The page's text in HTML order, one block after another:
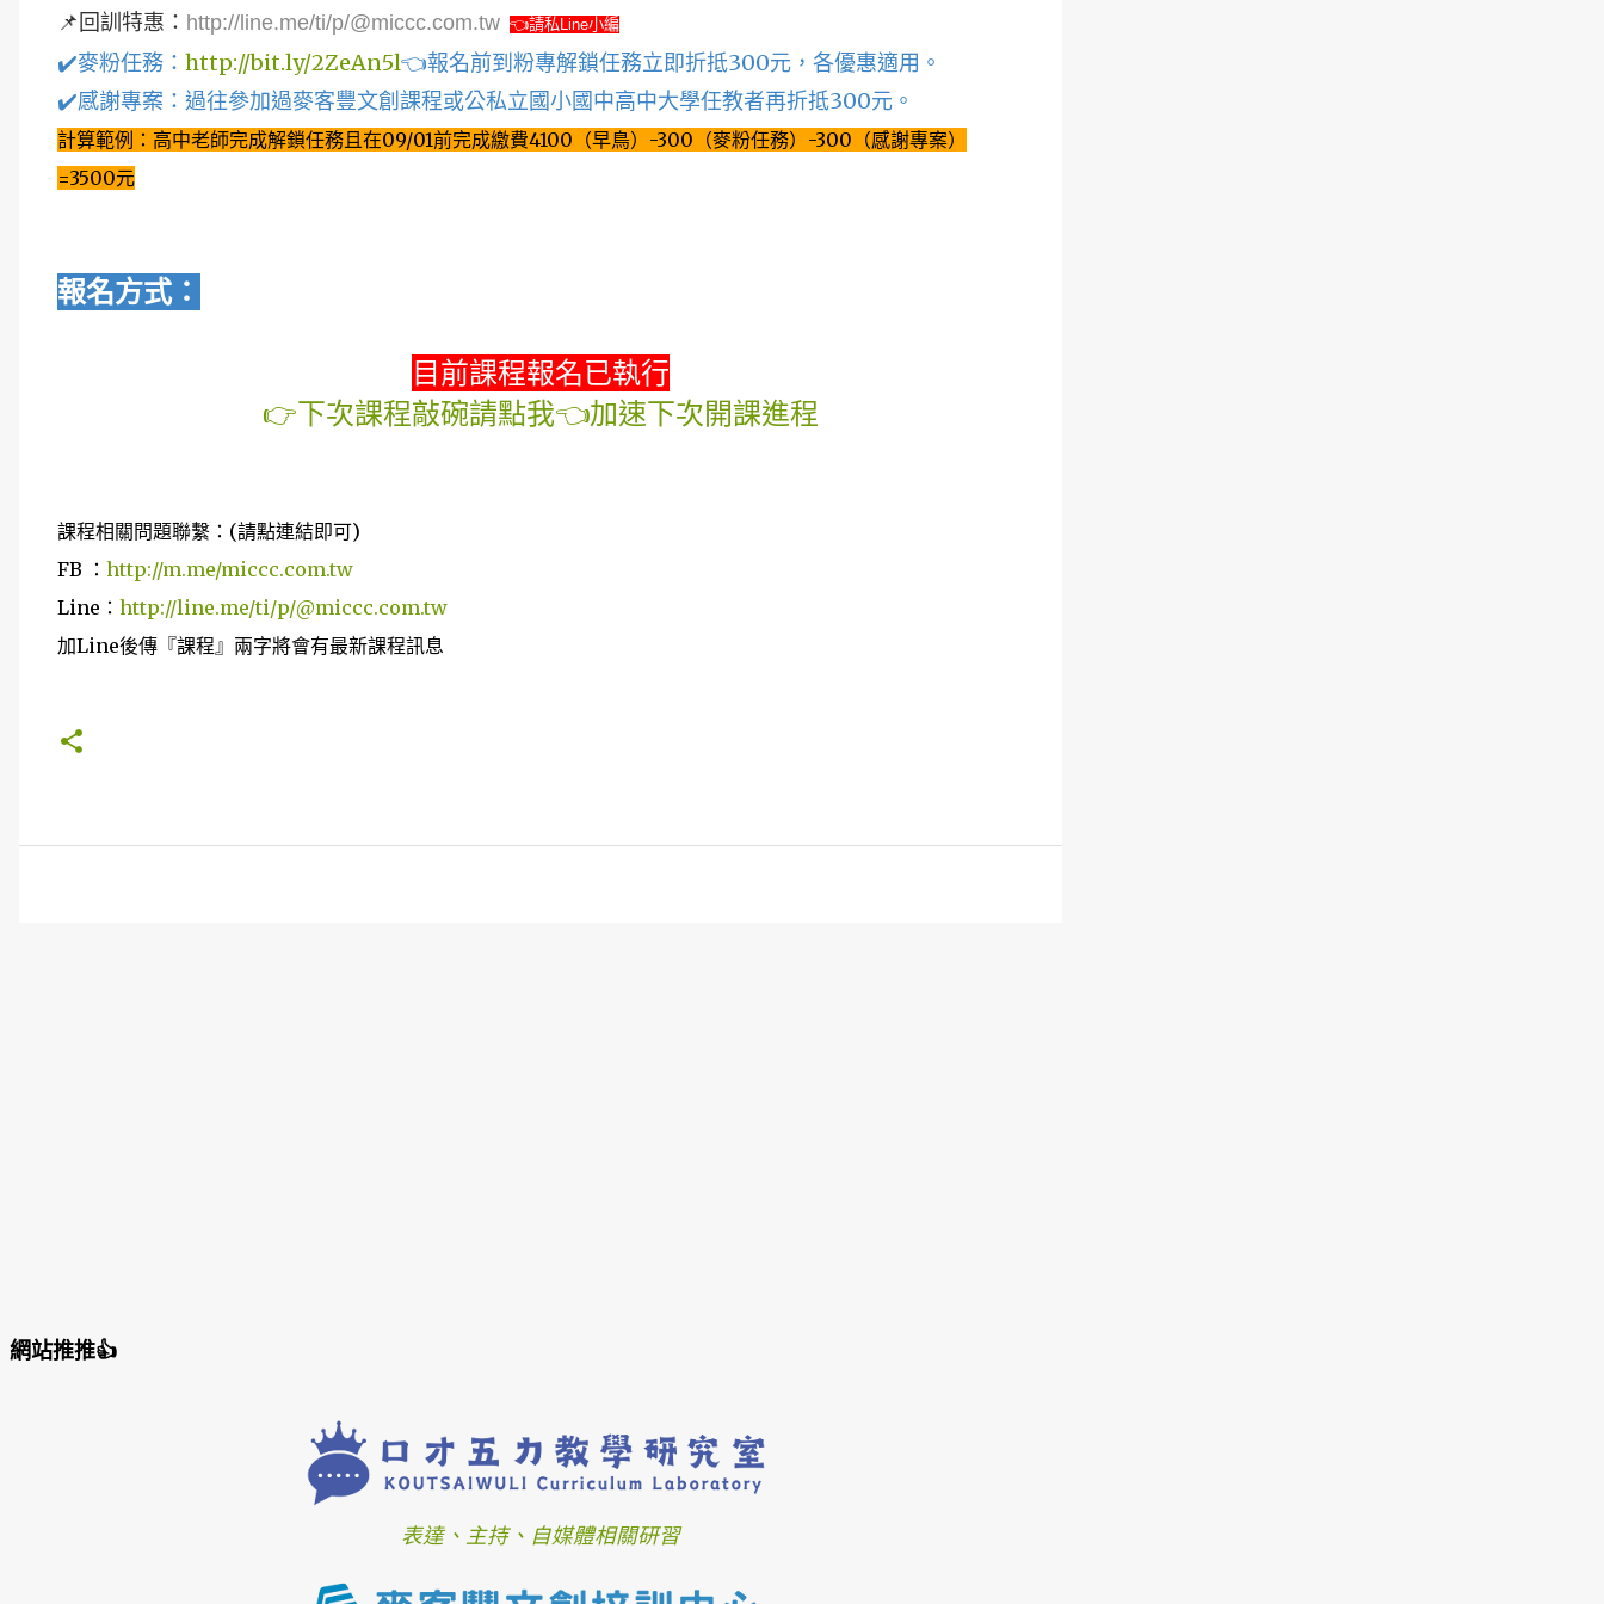
📌回訓特惠 ： http://line.me/ti/p/@miccc.com.tw 👈請私Line小編
✔️麥粉任務： http://bit.ly/2ZeAn5l👈報名前到粉專解鎖任務立即折抵300元，各優惠適用。
✔️感謝專案： 過往參加過麥客豐文創課程或公私立國小國中高中大學任教者再折抵300元。
計算範例：高中老師完成解鎖任務且在09/01前完成繳費4100（早鳥）-300（麥粉任務）-300（感謝專案）
=3500元
報名方式：
目前課程報名已執行
👉下次課程敲碗請點我👈加速下次開課進程
課程相關問題聯繫：(請點連結即可)
FB ： http://m.me/miccc.com.tw
Line： http://line.me/ti/p/@miccc.com.tw
加Line後傳『課程』兩字將會有最新課程訊息
網站推推👍
表達、主持、自媒體相關研習